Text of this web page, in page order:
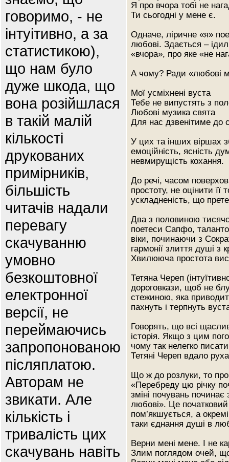
говоримо, - не
інтуітивно, а за
статистикою),
що нам було
дуже шкода, що
вона розійшлася
в такій малій
кількості
друкованих
примірників,
більшість
читачів надали
перевагу
скачуванню
умовно
безкоштовної
електронної
версії, не
переймаючись
запропонованою
післяплатою.
Авторам не
звикати. Але
кількість і
тривалість цих
скачувань навіть
Я про вчора тобі не
Ти сьогодні у мене є.
Одначе, ліричне «я»
любові. Здається –
«вчора», про яке «не
А чому? Ради «любові
Мої усміхнені вуста
Тебе не випустять з
Любові музика свята
Для нас дзвенітиме до
У цих та інших віршах
емоційність, ясність
невмирущість кохання.
До речі, часом
простоту, не оцінити
ускладненість, що
Два з половиною
поетеси Сапфо,
віки, починаючи з
гармонії злиття душі з
Хвилююча простота
Тетяна Череп
дороговкази, щоб не
стежиною, яка
пахнуть і терпнуть
Говорять, що всі
історія. Якщо з цим
чому так нелегко
Тетяні Череп вдало
Що ж до розлуки, то про
«Перебреду цю річку
зміні почувань
любові». Це
пом’якшується, а
таки єднання душі в
Верни мені мене. І не
Злим поглядом очей, що